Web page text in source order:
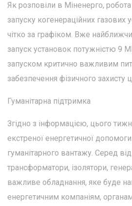
Як розповіли в Міненерго,
запуску когенераційних газових
чітко за графіком. Вже
запуск установок потужністю 9
запуском критично важливим
забезпечення фізичного захисту
Гуманітарна підтримка
Згідно з інформацією, цього
екстреної енергетичної
гуманітарного вантажу. Серед
трансформатори, ізолятори,
важливе обладнання, яке буде
енергетичним компаніям,